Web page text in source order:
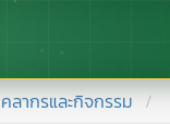
ากรและกิจกรรม